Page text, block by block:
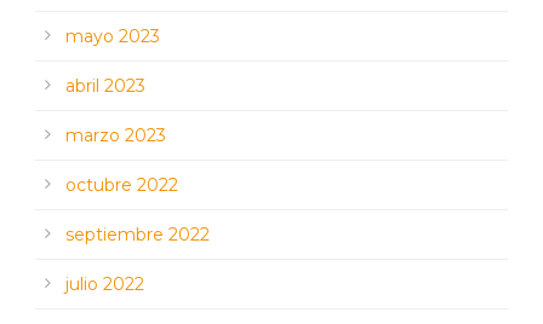
mayo 2023
abril 2023
marzo 2023
octubre 2022
septiembre 2022
julio 2022